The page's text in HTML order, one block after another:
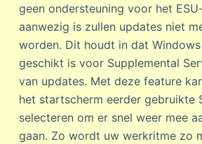
geen ondersteuning voor het
aanwezig is zullen updates niet
worden. Dit houdt in dat
geschikt is voor Supplemental
van updates. Met deze feature
het startscherm eerder gebruikte
selecteren om er snel weer mee
gaan. Zo wordt uw werkritme zo